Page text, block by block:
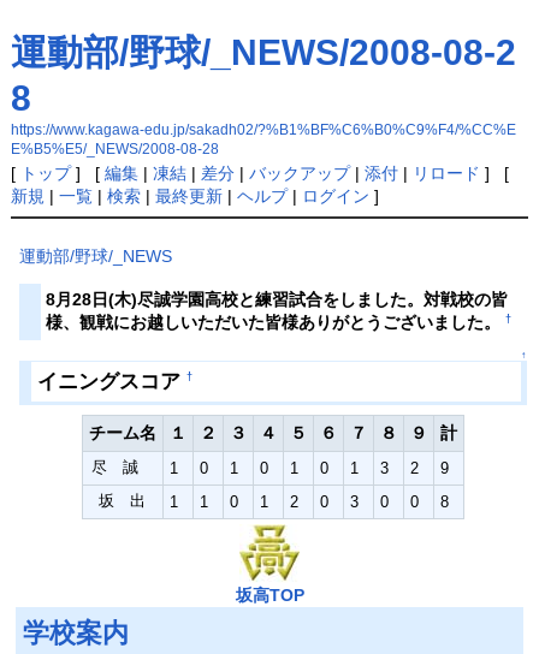
運動部/野球/_NEWS/2008-08-2
8
https://www.kagawa-edu.jp/sakadh02/?%B1%BF%C6%B0%C9%F4/%CC%E
E%B5%E5/_NEWS/2008-08-28
[ トップ] [ 編集| 凍結| 差分| バックアップ| 添付| リロード ] [
新規 | 一覧| 検索| 最終更新| ヘルプ| ログイン ]
運動部/野球/_NEWS
8月28日(木)尽誠学園高校と練習試合をしました。対戦校の皆
様、観戦にお越しいただいた皆様ありがとうございました。†
↑
イニングスコア†
チーム名 １ ２ ３ ４ ５ ６ ７ ８ ９ 計
尽 誠 1 0 1 0 1 0 1 3 2
9
坂 出
1 1 0 1 2 0 3 0 0 8
坂高TOP
学校案内